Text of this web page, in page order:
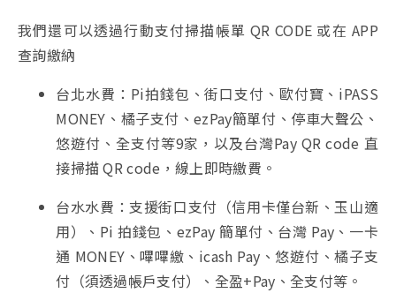
我們還可以透過行動支付掃描帳單 QR CODE 或在 APP
查詢繳納
台北水費：Pi拍錢包、街口支付、歐付寶、iPASS
MONEY、橘子支付、ezPay簡單付、停車大聲公、
悠遊付、全支付等9家，以及台灣Pay QR code 直
接掃描 QR code，線上即時繳費。
台水水費：支援街口支付（信用卡僅台新、玉山適
用）、Pi 拍錢包、ezPay 簡單付、台灣 Pay、一卡
通 MONEY、嗶嗶繳、icash Pay、悠遊付、橘子支
付（須透過帳戶支付）、全盈+Pay、全支付等。